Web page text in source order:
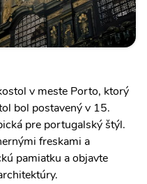
v meste Porto, ktorý
bol postavený v 15.
pre portugalský štýl.
freskami a
pamiatku a objavte